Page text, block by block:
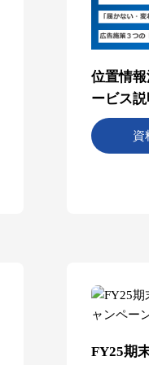
位置情
ービス
資
FY25期